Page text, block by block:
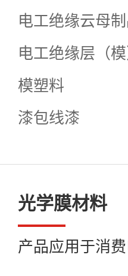
电工绝缘云母
电工绝缘层（
模塑料
漆包线漆
光学膜材料
产品应用于消